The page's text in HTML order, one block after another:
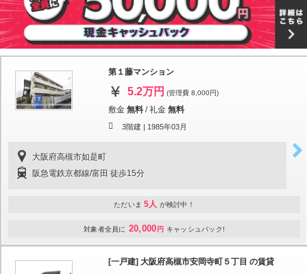
第１藤マンション
5.2万円 (管理費 8,000円)
敷金 無料 /礼金 無料
3階建 | 1985年03月
大阪府高槻市如是町
阪急電鉄京都線/富田 徒歩15分
ただいま 5人 が検討中！
対象者全員に 20,000 円 キャッシュバック!
[一戸建] 大阪府高槻市安岡寺町５丁目 の賃貸